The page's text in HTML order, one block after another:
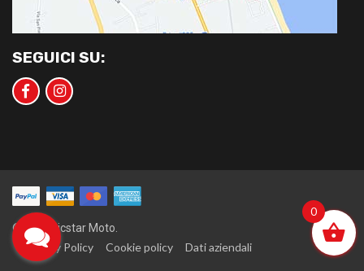
SEGUICI SU:
©2020 Sicstar Moto.
Privacy Policy Cookie policy Dati aziendali
0